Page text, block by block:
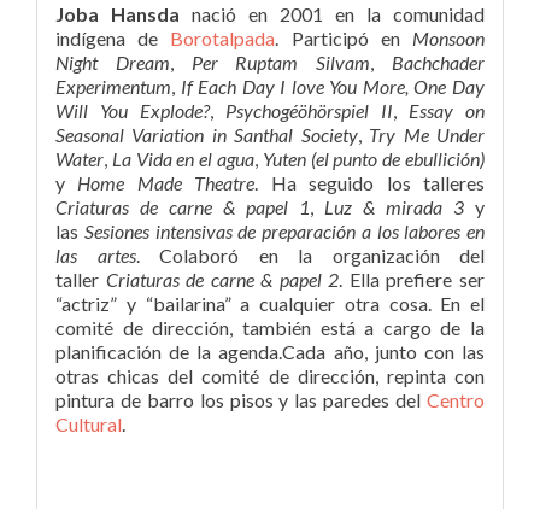
Joba Hansda nació en 2001 en la comunidad
indígena de Borotalpada. Participó en Monsoon
Night Dream, Per Ruptam Silvam, Bachchader
Experimentum, If Each Day I love You More, One Day
Will You Explode?, Psychogéöhörspiel II, Essay on
Seasonal Variation in Santhal Society, Try Me Under
Water, La Vida en el agua, Yuten (el punto de ebullición)
y Home Made Theatre. Ha seguido los talleres
Criaturas de carne & papel 1, Luz & mirada 3 y
las Sesiones intensivas de preparación a los labores en
las artes. Colaboró en la organización del
taller Criaturas de carne & papel 2. Ella prefiere ser
“actriz” y “bailarina” a cualquier otra cosa. En el
comité de dirección, también está a cargo de la
planificación de la agenda.Cada año, junto con las
otras chicas del comité de dirección, repinta con
pintura de barro los pisos y las paredes del Centro
Cultural.